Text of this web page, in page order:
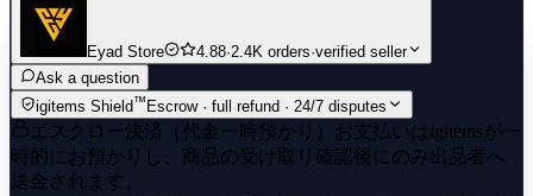
Eyad Store 4.88·2.4K orders·verified seller
Ask a question
igitems Shield™ Escrow · full refund · 24/7 disputes
エスクロー決済（代金一時預かり） お支払いはigitemsが一
時的にお預かりし、商品の受け取り確認後にのみ出品者へ
送金されます。